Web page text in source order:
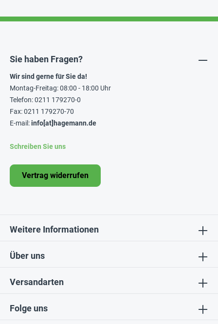
Folge uns
Über uns
Sie haben Fragen?
Wir sind gerne für Sie da!
Montag-Freitag: 08:00 - 18:00 Uhr
Telefon: 0211 179270-0
Fax: 0211 179270-70
E-mail:info[at]hagemann.de
Schreiben Sie uns
Vertrag widerrufen
Weitere Informationen
Versandarten